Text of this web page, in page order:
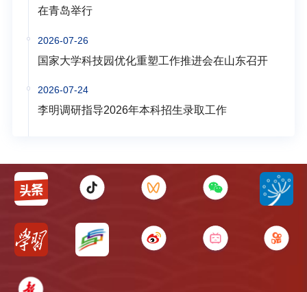
在青岛举行
2026-07-26
国家大学科技园优化重塑工作推进会在山东召开
2026-07-24
李明调研指导2026年本科招生录取工作